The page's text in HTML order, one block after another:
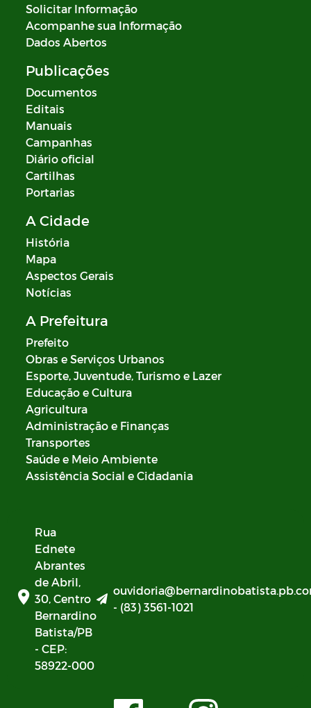
Solicitar Informação
Acompanhe sua Informação
Dados Abertos
Publicações
Documentos
Editais
Manuais
Campanhas
Diário oficial
Cartilhas
Portarias
A Cidade
História
Mapa
Aspectos Gerais
Notícias
A Prefeitura
Prefeito
Obras e Serviços Urbanos
Esporte, Juventude, Turismo e Lazer
Educação e Cultura
Agricultura
Administração e Finanças
Transportes
Saúde e Meio Ambiente
Assistência Social e Cidadania
Rua
Ednete
Abrantes
de Abril,
30, Centro
Bernardino
Batista/PB
- CEP:
58922-000
- (83) 3561-1021